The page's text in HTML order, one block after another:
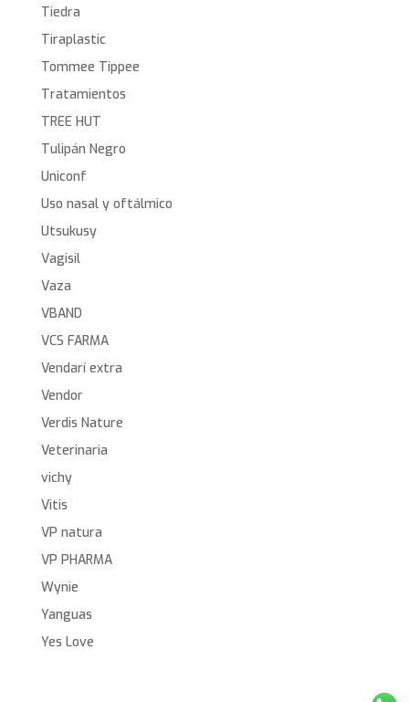
Tiedra
Tiraplastic
Tommee Tippee
Tratamientos
TREE HUT
Tulipán Negro
Uniconf
Uso nasal y oftálmico
Utsukusy
Vagisil
Vaza
VBAND
VCS FARMA
Vendarí extra
Vendor
Verdis Nature
Veterinaria
vichy
Vitis
VP natura
VP PHARMA
Wynie
Yanguas
Yes Love